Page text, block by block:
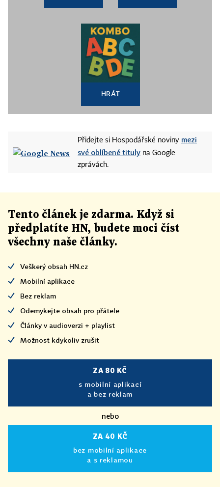
HRÁT
Přidejte si Hospodářské noviny mezi
své oblíbené tituly na Google
zprávách.
Tento článek je zdarma. Když si
předplatíte HN, budete moci číst
všechny naše články.
Veškerý obsah HN.cz
Mobilní aplikace
Bez reklam
Odemykejte obsah pro přátele
Články v audioverzi + playlist
Možnost kdykoliv zrušit
ZA 80 KČ
s mobilní aplikací
a bez reklam
nebo
ZA 40 KČ
bez mobilní aplikace
a s reklamou